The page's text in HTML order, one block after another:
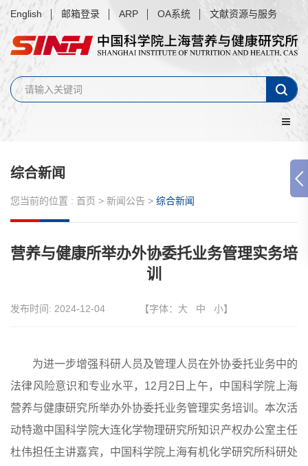
English 邮箱登录 ARP OA系统 文献资源与服务
综合新闻
您当前的位置 : 首页 > 新闻公告 > 综合新闻
营养与健康所举办外协委托业务管理实务培
训
发布时间: 2024-12-04 【字体： 大 中 小】
为进一步增强科研人员及管理人员在外协委托业务中的
法律风险意识和专业水平， 12月2日上午，中国科学院上海
营养与健康研究所举办外协委托业务管理实务培训。本次活
动特邀中国科学院大连化学物理研究所知识产权办公室主任
杜伟担任主讲嘉宾，中国科学院上海有机化学研究所科研处